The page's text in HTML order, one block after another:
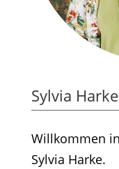
Sylvia Harke
Willkommen
Sylvia Harke.